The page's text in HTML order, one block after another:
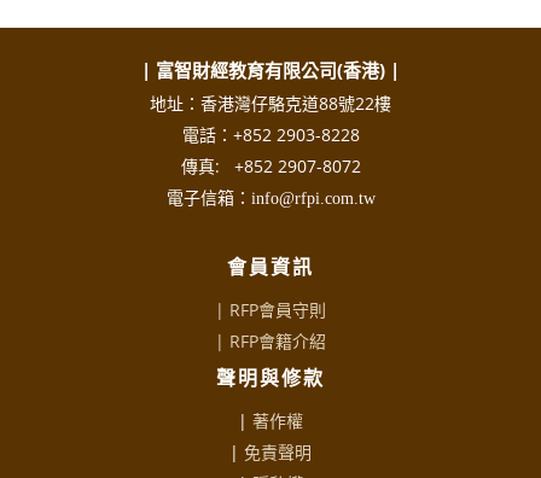
| 富智財經教育有限公司(香港) |
地址：香港灣仔駱克道88號22樓
電話：+852 2903-8228
傳真: +852 2907-8072
電子信箱：info@rfpi.com.tw
會員資訊
| RFP會員守則
| RFP會籍介紹
聲明與修款
| 著作權
| 免責聲明